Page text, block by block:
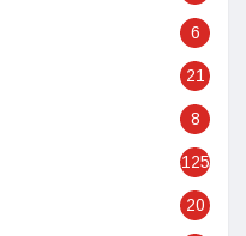
6
21
8
125
20